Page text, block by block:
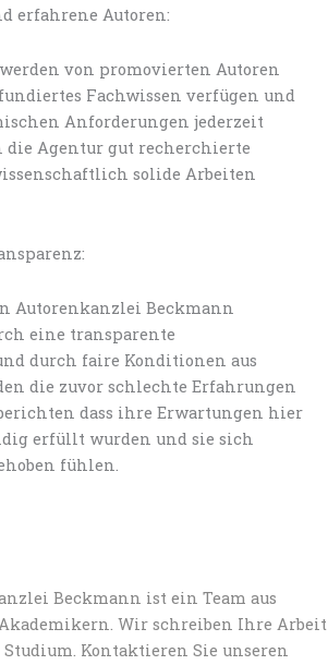
erfahrene Autoren:
von promovierten Autoren
Fachwissen verfügen und
Anforderungen jederzeit
Agentur gut recherchierte
solide Arbeiten
Autorenkanzlei Beckmann
eine transparente
durch faire Konditionen aus
die zuvor schlechte Erfahrungen
dass ihre Erwartungen hier
erfüllt wurden und sie sich
fühlen.
Beckmann ist ein Team aus
Wir schreiben Ihre Arbeit
Kontaktieren Sie unseren